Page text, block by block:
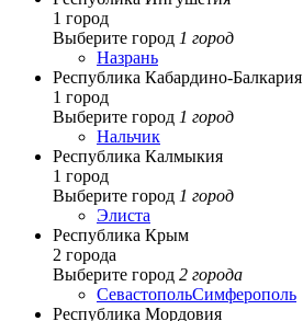
1 город
Выберите город 1 город
Назрань
Республика Кабардино-Балкария
1 город
Выберите город 1 город
Нальчик
Республика Калмыкия
1 город
Выберите город 1 город
Элиста
Республика Крым
2 города
Выберите город 2 города
СевастопольСимферополь
Республика Мордовия